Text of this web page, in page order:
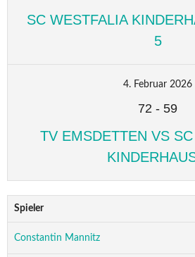
SC WESTFALIA
5
4. Februar 2026
72 - 59
TV EMSDETTEN VS
Spieler
Constantin Mannitz